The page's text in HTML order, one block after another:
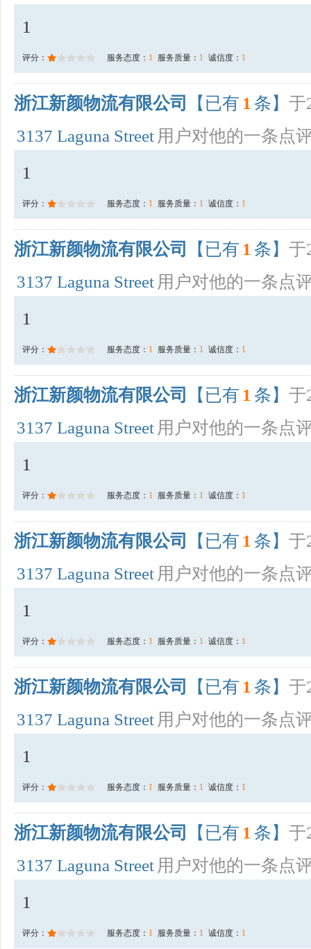
1
评分： 服务态度： 1 服务质量： 1 诚信度： 1
浙江新颜物流有限公司 【已有 1 条】 于
3137 Laguna Street 用户对他的一条点
1
评分： 服务态度： 1 服务质量： 1 诚信度： 1
浙江新颜物流有限公司 【已有 1 条】 于
3137 Laguna Street 用户对他的一条点
1
评分： 服务态度： 1 服务质量： 1 诚信度： 1
浙江新颜物流有限公司 【已有 1 条】 于
3137 Laguna Street 用户对他的一条点
1
评分： 服务态度： 1 服务质量： 1 诚信度： 1
浙江新颜物流有限公司 【已有 1 条】 于
3137 Laguna Street 用户对他的一条点
1
评分： 服务态度： 1 服务质量： 1 诚信度： 1
浙江新颜物流有限公司 【已有 1 条】 于
3137 Laguna Street 用户对他的一条点
1
评分： 服务态度： 1 服务质量： 1 诚信度： 1
浙江新颜物流有限公司 【已有 1 条】 于
3137 Laguna Street 用户对他的一条点
1
评分： 服务态度： 1 服务质量： 1 诚信度： 1